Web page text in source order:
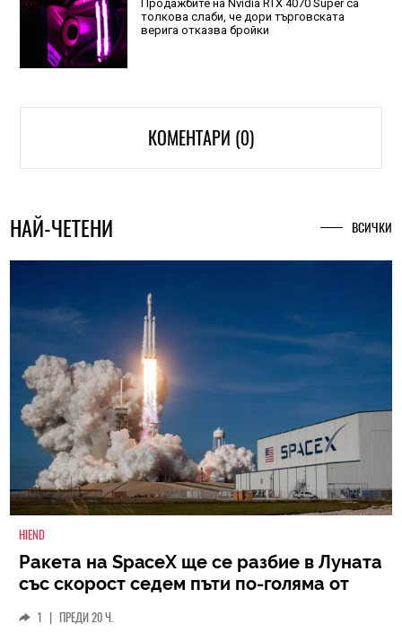
Продажбите на Nvidia RTX 4070 Super са
толкова слаби, че дори търговската
верига отказва бройки
КОМЕНТАРИ (0)
НАЙ-ЧЕТЕНИ ВСИЧКИ
HIEND
Ракета на SpaceX ще се разбие в Луната
със скорост седем пъти по-голяма от
1 | ПРЕДИ 20 Ч.